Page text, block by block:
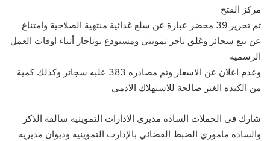
مركز الفتح
تم تحرير 39 محضر عبارة عن سلع غذائية منتهية الصلاحية وامتناع
عن بيع سجائر وغلق تاجر تمويني ومستودع بوتاجاز أثناء اوقات العمل
الرسمية
وعدم اعلان عن الاسعار وتم مصادره 383 علبه سجائر وكذلك كمية
من الكبده الغير صالحة للاستهلاك الادمي
شارك في الحملات الساده مديري الادارات التموينيه سالفة الذكر
والساده ماموري الضبط القضائي بالإدارت التموينية وديوان مديرية